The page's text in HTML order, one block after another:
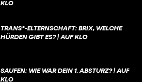
KLO
TRANS*-ELTERNSCHAFT: BRIX, WELCHE
HÜRDEN GIBT ES? | AUF KLO
SAUFEN: WIE WAR DEIN 1. ABSTURZ? | AUF
KLO